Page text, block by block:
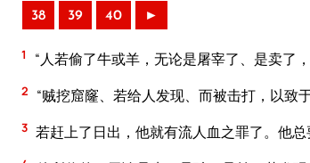
38 39 40 ►
1 “人若偷了牛或羊，无论是屠宰了、是卖了
2 “贼挖窟窿、若给人发现、而被击打，以致
3 若赶上了日出，他就有流人血之罪了。他